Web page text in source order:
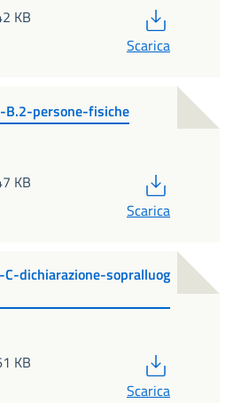
KB
Scarica
B.2-persone-fisiche
KB
Scarica
dichiarazione-sopralluog
KB
Scarica